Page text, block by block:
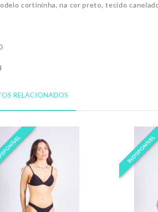
cortininha, na cor preto, tecido
RELACIONADOS
INDISPONÍVEL